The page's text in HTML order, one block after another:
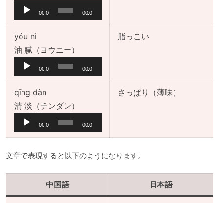
ヤ
ー
声
プ
ー
ヤ
ー
00:0
00:0
yóu nì
油 腻（ヨウニー）
プ
ー
00:0
00:0
脂っこい
qīng dàn
清 淡（チンダン）
プ
ー
ヤ
00:0
00:0
さっぱり（薄味）
文章で表現すると以下のようになります。
中国語 日本語